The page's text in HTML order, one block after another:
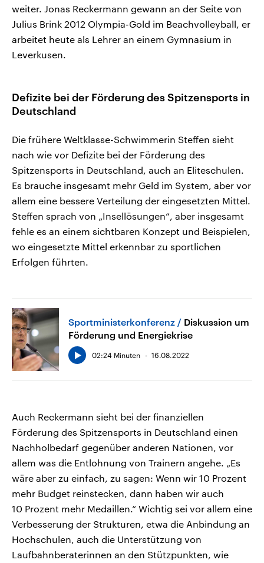
weiter. Jonas Reckermann gewann an der Seite von
Julius Brink 2012 Olympia-Gold im Beachvolleyball, er
arbeitet heute als Lehrer an einem Gymnasium in
Leverkusen.
Defizite bei der Förderung des Spitzensports in
Deutschland
Die frühere Weltklasse-Schwimmerin Steffen sieht
nach wie vor Defizite bei der Förderung des
Spitzensports in Deutschland, auch an Eliteschulen.
Es brauche insgesamt mehr Geld im System, aber vor
allem eine bessere Verteilung der eingesetzten Mittel.
Steffen sprach von „Insellösungen“, aber insgesamt
fehle es an einem sichtbaren Konzept und Beispielen,
wo eingesetzte Mittel erkennbar zu sportlichen
Erfolgen führten.
Sportministerkonferenz
Diskussion um
Förderung und Energiekrise
02:24 Minuten 16.08.2022
Auch Reckermann sieht bei der finanziellen
Förderung des Spitzensports in Deutschland einen
Nachholbedarf gegenüber anderen Nationen, vor
allem was die Entlohnung von Trainern angehe. „Es
wäre aber zu einfach, zu sagen: Wenn wir 10 Prozent
mehr Budget reinstecken, dann haben wir auch
10 Prozent mehr Medaillen.“ Wichtig sei vor allem eine
Verbesserung der Strukturen, etwa die Anbindung an
Hochschulen, auch die Unterstützung von
Laufbahnberaterinnen an den Stützpunkten, wie